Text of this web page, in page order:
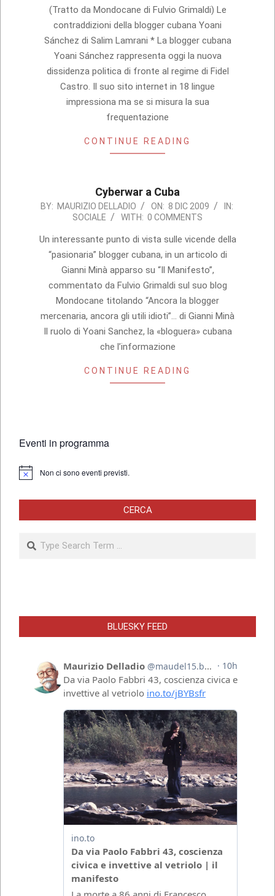
(Tratto da Mondocane di Fulvio Grimaldi) Le
contraddizioni della blogger cubana Yoani
Sánchez di Salim Lamrani * La blogger cubana
Yoani Sánchez rappresenta oggi la nuova
dissidenza politica di fronte al regime di Fidel
Castro. Il suo sito internet in 18 lingue
impressiona ma se si misura la sua
frequentazione
CONTINUE READING
Cyberwar a Cuba
2009-
08
BY: MAURIZIO DELLADIO ON: 8 DIC 2009
IN:
SOCIALE
WITH: 0 COMMENTS
Un interessante punto di vista sulle vicende della
“pasionaria” blogger cubana, in un articolo di
Gianni Minà apparso su “Il Manifesto”,
commentato da Fulvio Grimaldi sul suo blog
Mondocane titolando “Ancora la blogger
mercenaria, ancora gli utili idioti”… di Gianni Minà
Il ruolo di Yoani Sanchez, la «bloguera» cubana
che l’informazione
CONTINUE READING
Eventi in programma
Notice Non ci sono eventi previsti.
CERCA
Search
BLUESKY FEED